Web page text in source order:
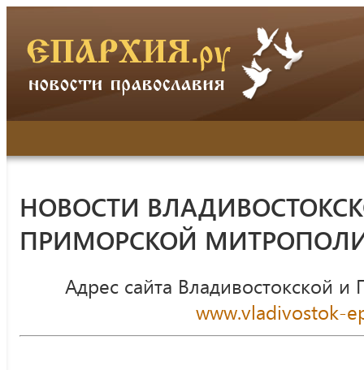
НОВОСТИ
ПРИМОРСКОЙ
Адрес сайта Владивостокской
www.vladivostok-